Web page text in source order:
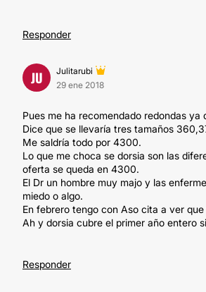
Responder
JU
Julitarubi
29 ene 2018
Pues me ha recomendado redondas
Dice que se llevaría tres tamaños
Me saldría todo por 4300.
Lo que me choca se dorsia son las
oferta se queda en 4300.
El Dr un hombre muy majo y las
miedo o algo.
En febrero tengo con Aso cita a ver
Ah y dorsia cubre el primer año entero
Responder